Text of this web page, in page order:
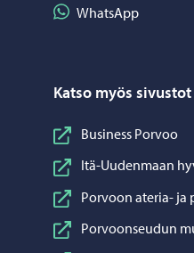
Jaa WhatsApp
WhatsApp
Katso myös sivustot
Business Porvoo
Itä-Uudenmaan
Porvoon ateria- ja
Porvoonseudun